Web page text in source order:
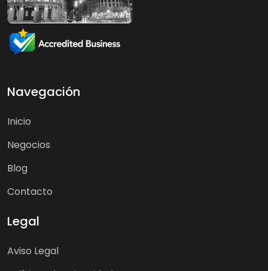
Navegación
Inicio
Negocios
Blog
Contacto
Legal
Aviso Legal